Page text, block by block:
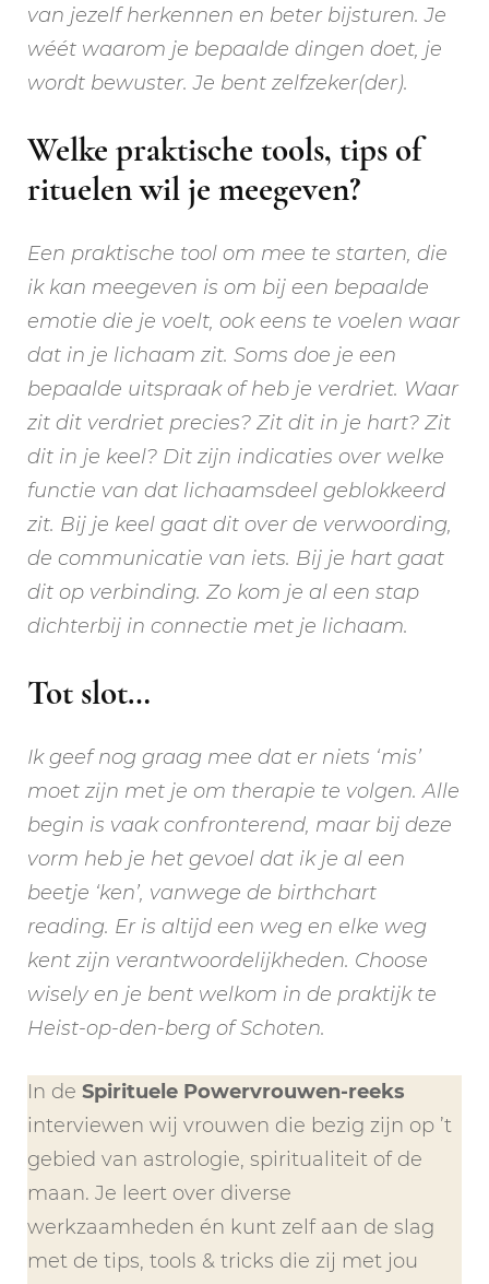
van jezelf herkennen en beter bijsturen. Je
wéét waarom je bepaalde dingen doet, je
wordt bewuster. Je bent zelfzeker(der).
Welke praktische tools, tips of
rituelen wil je meegeven?
Een praktische tool om mee te starten, die
ik kan meegeven is om bij een bepaalde
emotie die je voelt, ook eens te voelen waar
dat in je lichaam zit. Soms doe je een
bepaalde uitspraak of heb je verdriet. Waar
zit dit verdriet precies? Zit dit in je hart? Zit
dit in je keel? Dit zijn indicaties over welke
functie van dat lichaamsdeel geblokkeerd
zit. Bij je keel gaat dit over de verwoording,
de communicatie van iets. Bij je hart gaat
dit op verbinding. Zo kom je al een stap
dichterbij in connectie met je lichaam.
Tot slot…
Ik geef nog graag mee dat er niets ‘mis’
moet zijn met je om therapie te volgen. Alle
begin is vaak confronterend, maar bij deze
vorm heb je het gevoel dat ik je al een
beetje ‘ken’, vanwege de birthchart
reading. Er is altijd een weg en elke weg
kent zijn verantwoordelijkheden. Choose
wisely en je bent welkom in de praktijk te
Heist-op-den-berg of Schoten.
In de Spirituele Powervrouwen-reeks
interviewen wij vrouwen die bezig zijn op ’t
gebied van astrologie, spiritualiteit of de
maan. Je leert over diverse
werkzaamheden én kunt zelf aan de slag
met de tips, tools & tricks die zij met jou